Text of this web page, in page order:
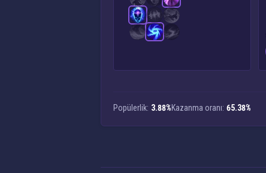
Popülerlik: 3.88%Kazanma oranı: 65.38%